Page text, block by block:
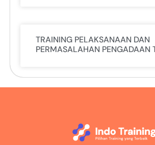
TRAINING PELAKSANAAN DAN
PERMASALAHAN PENGADAAN